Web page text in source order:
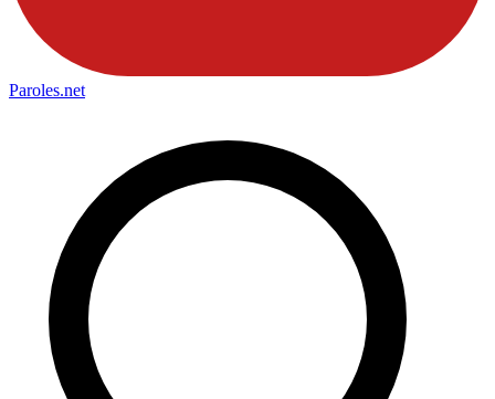
Paroles.net